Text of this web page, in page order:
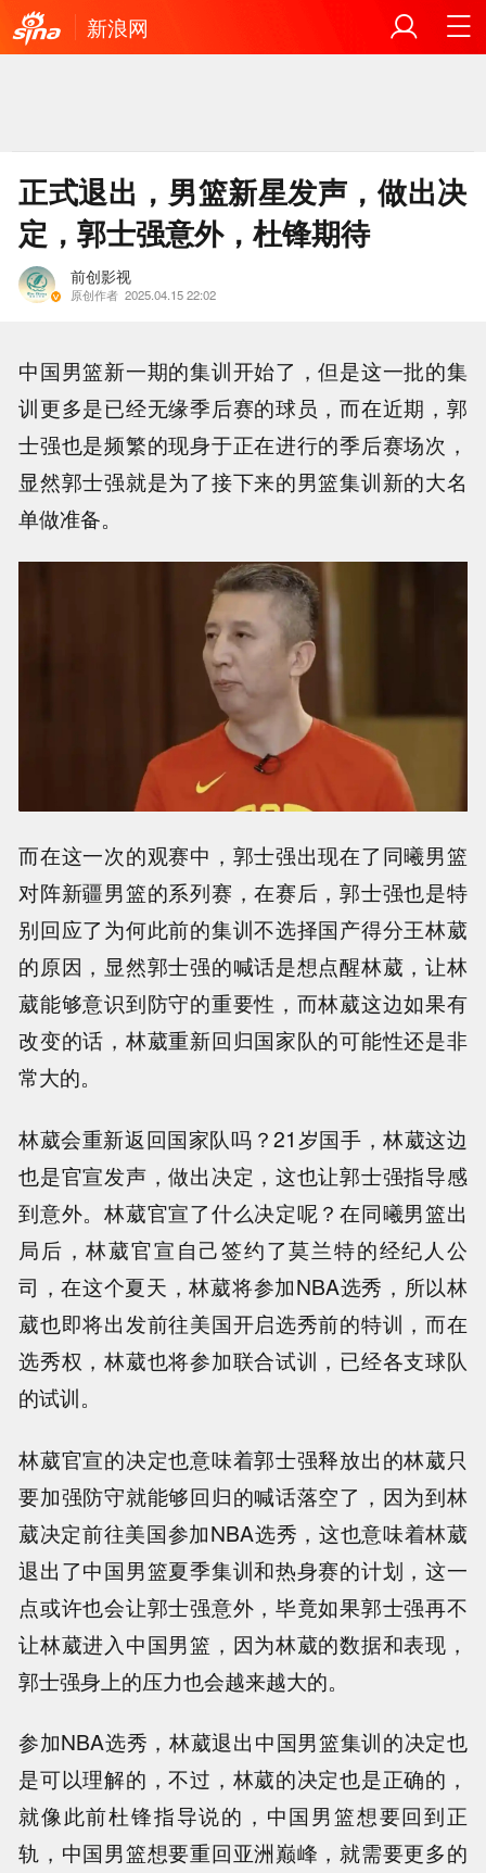
新浪网
正式退出，男篮新星发声，做出决
定，郭士强意外，杜锋期待
前创影视
原创作者 2025.04.15 22:02
中国男篮新一期的集训开始了，但是这一批的集
训更多是已经无缘季后赛的球员，而在近期，郭
士强也是频繁的现身于正在进行的季后赛场次，
显然郭士强就是为了接下来的男篮集训新的大名
单做准备。
而在这一次的观赛中，郭士强出现在了同曦男篮
对阵新疆男篮的系列赛，在赛后，郭士强也是特
别回应了为何此前的集训不选择国产得分王林葳
的原因，显然郭士强的喊话是想点醒林葳，让林
葳能够意识到防守的重要性，而林葳这边如果有
改变的话，林葳重新回归国家队的可能性还是非
常大的。
林葳会重新返回国家队吗？21岁国手，林葳这边
也是官宣发声，做出决定，这也让郭士强指导感
到意外。林葳官宣了什么决定呢？在同曦男篮出
局后，林葳官宣自己签约了莫兰特的经纪人公
司，在这个夏天，林葳将参加NBA选秀，所以林
葳也即将出发前往美国开启选秀前的特训，而在
选秀权，林葳也将参加联合试训，已经各支球队
的试训。
林葳官宣的决定也意味着郭士强释放出的林葳只
要加强防守就能够回归的喊话落空了，因为到林
葳决定前往美国参加NBA选秀，这也意味着林葳
退出了中国男篮夏季集训和热身赛的计划，这一
点或许也会让郭士强意外，毕竟如果郭士强再不
让林葳进入中国男篮，因为林葳的数据和表现，
郭士强身上的压力也会越来越大的。
参加NBA选秀，林葳退出中国男篮集训的决定也
是可以理解的，不过，林葳的决定也是正确的，
就像此前杜锋指导说的，中国男篮想要回到正
轨，中国男篮想要重回亚洲巅峰，就需要更多的